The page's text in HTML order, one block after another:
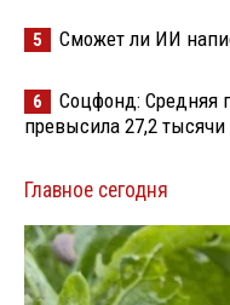
5 Сможет ли ИИ
6
Соцфонд: Средняя
превысила 27,2 тысячи
Главное сегодня